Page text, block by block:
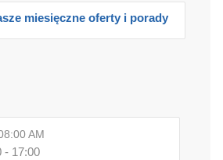
miesięczne oferty i porady
AM
- 17:00